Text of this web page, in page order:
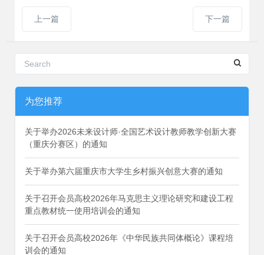
上一篇 下一篇
为您推荐
关于举办2026未来设计师·全国艺术设计教师教学创新大赛
（重庆分赛区）的通知
关于举办第六届重庆市大学生乡村振兴创意大赛的通知
关于召开会员高校2026年马克思主义理论研究和建设工程
重点教材统一使用培训会的通知
关于召开会员高校2026年《中华民族共同体概论》课程培
训会的通知